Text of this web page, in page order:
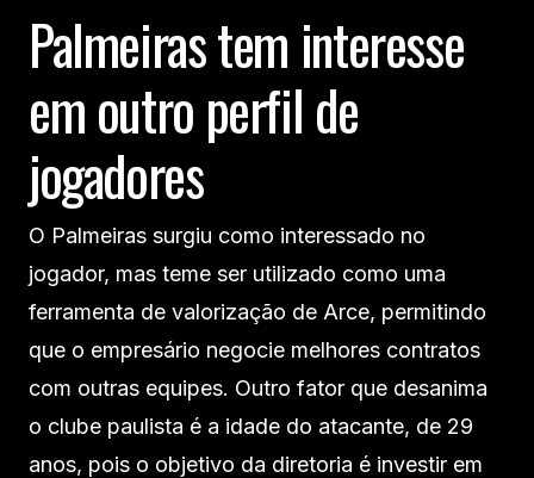
Palmeiras tem interesse
em outro perfil de
jogadores
O Palmeiras surgiu como interessado no
jogador, mas teme ser utilizado como uma
ferramenta de valorização de Arce, permitindo
que o empresário negocie melhores contratos
com outras equipes. Outro fator que desanima
o clube paulista é a idade do atacante, de 29
anos, pois o objetivo da diretoria é investir em